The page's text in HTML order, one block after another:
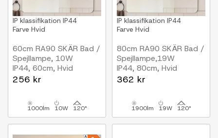
IP klassifikation IP44
Farve Hvid
60cm RA90 SKÄR Bad /
Spejllampe, 10W
IP44, 60cm, Hvid
256 kr
1000lm 10W 120°
IP klassifikation IP44
Farve Hvid
80cm RA90 SKÄR Bad /
Spejllampe,19W
IP44, 80cm, Hvid
362 kr
1900lm 19W 120°